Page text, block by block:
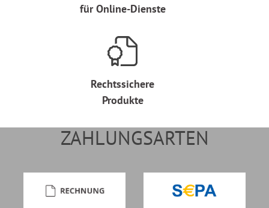
für Online-Dienste
Rechtssichere
Produkte
ZAHLUNGSARTEN